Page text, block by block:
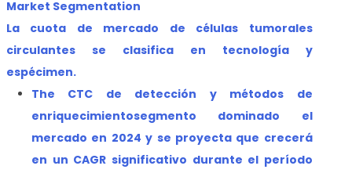
Market Segmentation
La cuota de mercado de células tumorales
circulantes se clasifica en tecnología y
espécimen.
The CTC de detección y métodos de
enriquecimientosegmento dominado el
mercado en 2024 y se proyecta que crecerá
en un CAGR significativo durante el período